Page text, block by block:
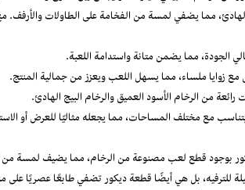
الهادئ، مما يضفي لمسة من الفخامة على الطاولات
الجودة، مما يضمن متانة واستدامة اللعبة.
زوايا ملساء، مما يسهل اللعب ويعزز من جمالية المنتج.
رائعة من الرخام الأسود العميق والرخام البيج الهادئ.
مع مختلف المساحات، مما يجعله مثاليًا للعرض أو
بوجود قطع لعب مصنوعة من الرخام، مما يضيف لمسة
للترفيه، بل هي أيضًا قطعة ديكور تضفي طابعًا عصريًا على